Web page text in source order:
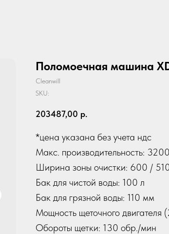
Поломоечная машина
Cleanwill
SKU:
203487,00 р.
*цена указана без учета ндс
Макс. производительность:
Ширина зоны очистки: 600 /
Бак для чистой воды: 100 л
Бак для грязной воды: 110 мм
Мощность щеточного двигателя
Обороты щетки: 130 обр./мин